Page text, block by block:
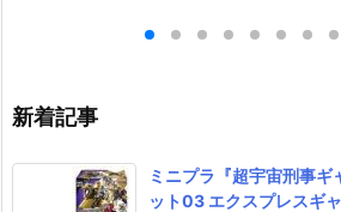
ダイ】より2026年7月25
新着記事
ミニプラ『超宇宙刑事ギ
ット03 エクスプレスギ